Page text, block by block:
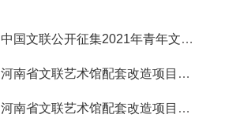
中国文联公开征集2021年青年文艺创作扶持计划项目
河南省文联艺术馆配套改造项目竞争性磋商公告
河南省文联艺术馆配套改造项目竞争性磋商结果公示